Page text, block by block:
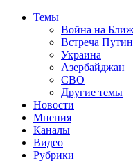
Темы
Война на
Встреча
Украина
Азербайджан
СВО
Другие темы
Новости
Мнения
Каналы
Видео
Рубрики